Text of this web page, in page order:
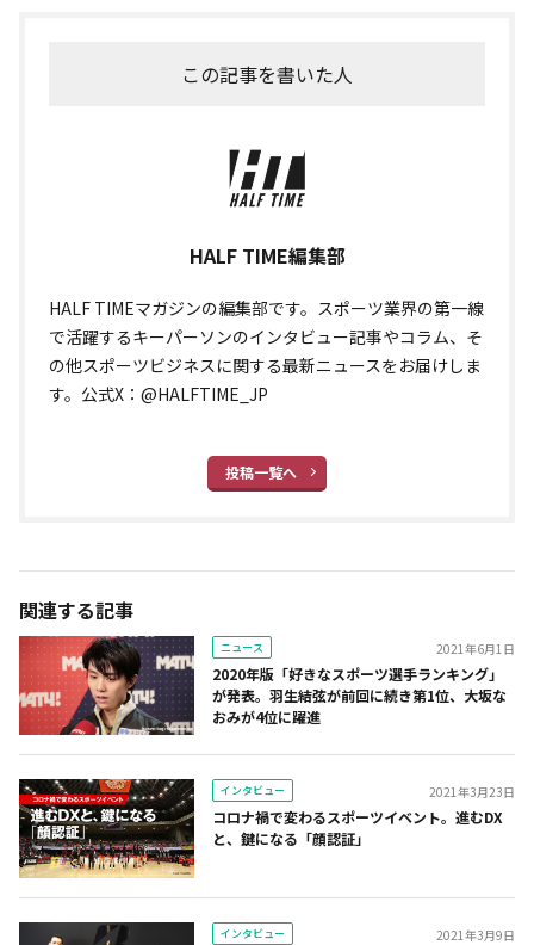
この記事を書いた人
HALF TIME編集部
HALF TIMEマガジンの編集部です。スポーツ業界の第一線
で活躍するキーパーソンのインタビュー記事やコラム、そ
の他スポーツビジネスに関する最新ニュースをお届けしま
す。公式X：@HALFTIME_JP
投稿一覧へ
関連する記事
ニュース 2021年6月1日
2020年版「好きなスポーツ選手ランキング」
が発表。羽生結弦が前回に続き第1位、大坂な
おみが4位に躍進
インタビュー 2021年3月23日
コロナ禍で変わるスポーツイベント。進むDX
と、鍵になる「顔認証」
インタビュー 2021年3月9日